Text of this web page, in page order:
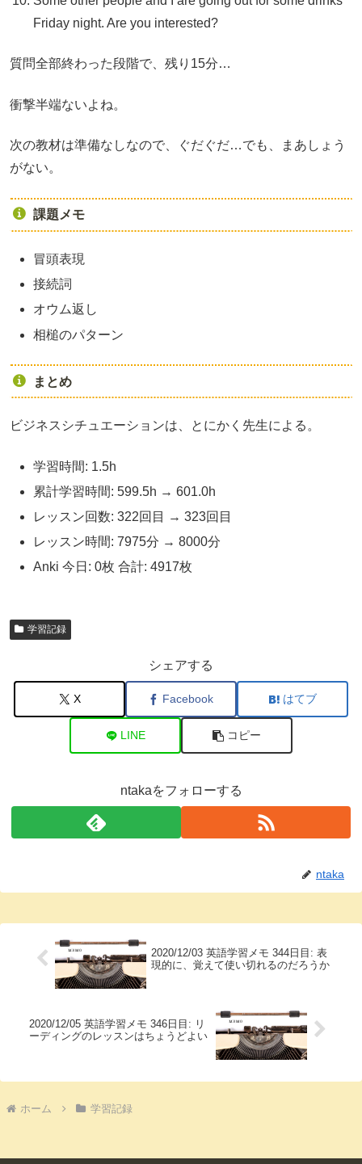
Friday night. Are you interested?
質問全部終わった段階で、残り15分…
衝撃半端ないよね。
次の教材は準備なしなので、ぐだぐだ…でも、まあしょう
がない。
課題メモ
冒頭表現
接続詞
オウム返し
相槌のパターン
まとめ
ビジネスシチュエーションは、とにかく先生による。
学習時間: 1.5h
累計学習時間: 599.5h → 601.0h
レッスン回数: 322回目 → 323回目
レッスン時間: 7975分 → 8000分
Anki 今日: 0枚 合計: 4917枚
学習記録
シェアする
X Facebook はてブ
LINE コピー
ntakaをフォローする
ntaka
2020/12/03 英語学習メモ 344日目: 表
現的に、覚えて使い切れるのだろうか
2020/12/05 英語学習メモ 346日目: リ
ーディングのレッスンはちょうどよい
ホーム 学習記録